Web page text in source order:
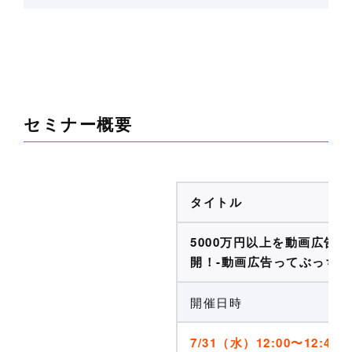
セミナー概要
タイトル
5000万円以上を動画広告
開！-動画広告ってぶっち
開催日時
7/31（水）12:00〜12:45